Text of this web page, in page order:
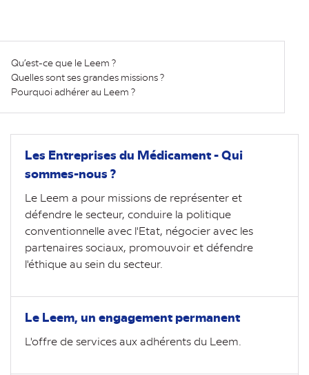
Qu’est-ce que le Leem ?
Quelles sont ses grandes missions ?
Pourquoi adhérer au Leem ?
Les Entreprises du Médicament - Qui
sommes-nous ?
Le Leem a pour missions de représenter et
défendre le secteur, conduire la politique
conventionnelle avec l'Etat, négocier avec les
partenaires sociaux, promouvoir et défendre
l'éthique au sein du secteur.
Le Leem, un engagement permanent
L'offre de services aux adhérents du Leem.